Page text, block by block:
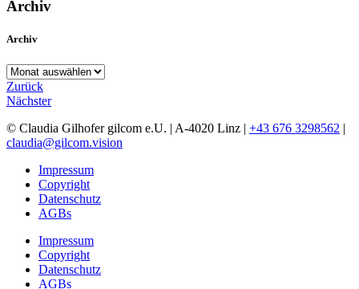
Archiv
Archiv
Archiv
Zurück
Nächster
© Claudia Gilhofer gilcom e.U. | A-4020 Linz | +43 676 3298562 |
claudia@gilcom.vision
Impressum
Copyright
Datenschutz
AGBs
Impressum
Copyright
Datenschutz
AGBs